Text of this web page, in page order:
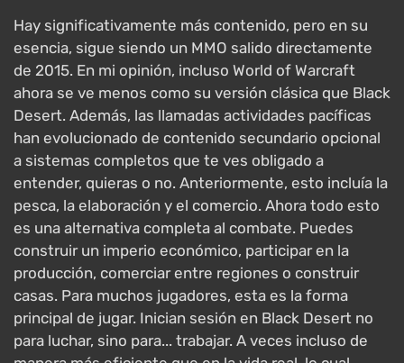
Hay significativamente más contenido, pero en su
esencia, sigue siendo un MMO salido directamente
de 2015. En mi opinión, incluso World of Warcraft
ahora se ve menos como su versión clásica que Black
Desert. Además, las llamadas actividades pacíficas
han evolucionado de contenido secundario opcional
a sistemas completos que te ves obligado a
entender, quieras o no. Anteriormente, esto incluía la
pesca, la elaboración y el comercio. Ahora todo esto
es una alternativa completa al combate. Puedes
construir un imperio económico, participar en la
producción, comerciar entre regiones o construir
casas. Para muchos jugadores, esta es la forma
principal de jugar. Inician sesión en Black Desert no
para luchar, sino para... trabajar. A veces incluso de